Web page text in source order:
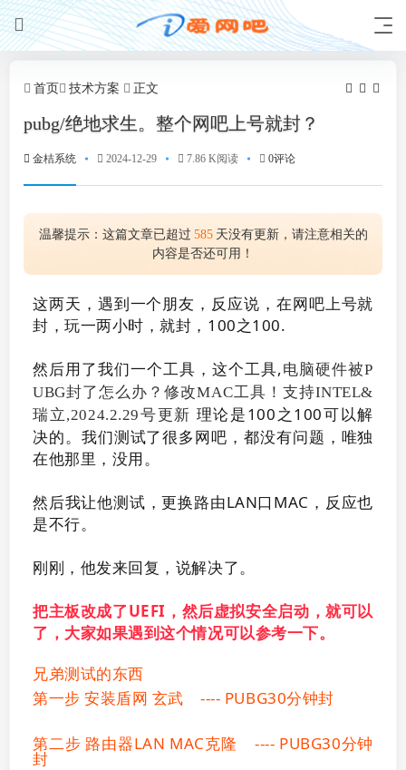
首页 技术方案 正文
pubg/绝地求生。整个网吧上号就封？
金桔系统 2024-12-29 7.86 K阅读 0评论
温馨提示：这篇文章已超过 585 天没有更新，请注意相关的
内容是否还可用！
这两天，遇到一个朋友，反应说，在网吧上号就
封，玩一两小时，就封，100之100.
然后用了我们一个工具，这个工具,电脑硬件被P
UBG封了怎么办？修改MAC工具！支持INTEL&
瑞立,2024.2.29号更新 理论是100之100可以解
决的。我们测试了很多网吧，都没有问题，唯独
在他那里，没用。
然后我让他测试，更换路由LAN口MAC，反应也
是不行。
刚刚，他发来回复，说解决了。
把主板改成了UEFI，然后虚拟安全启动，就可以
了，大家如果遇到这个情况可以参考一下。
兄弟测试的东西
第一步 安装盾网 玄武 ---- PUBG30分钟封
第二步 路由器LAN MAC克隆 ---- PUBG30分钟
封